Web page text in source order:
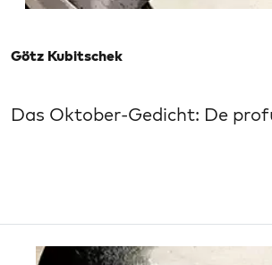
Götz Kubitschek
Das Oktober-Gedicht: De